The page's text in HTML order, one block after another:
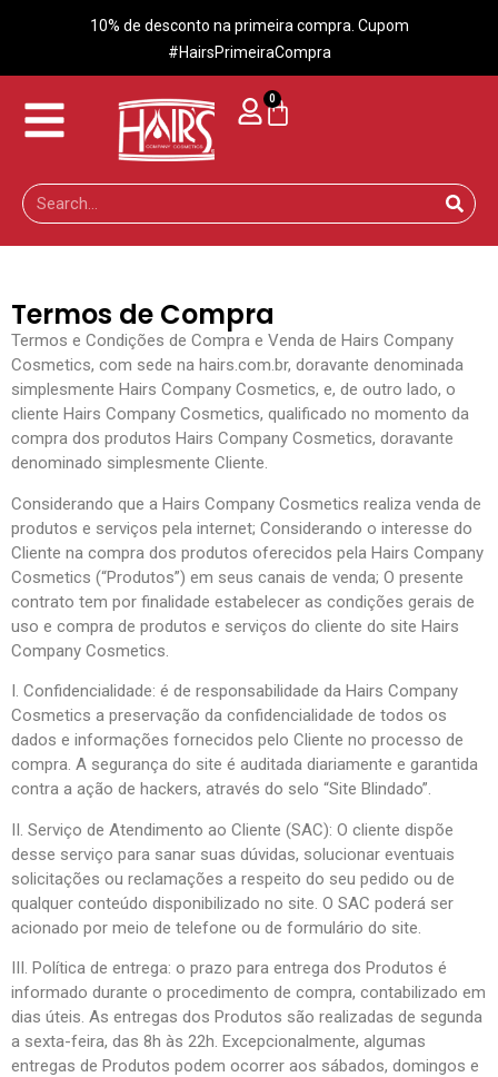
10% de desconto na primeira compra. Cupom
#HairsPrimeiraCompra
0
Termos de Compra
Termos e Condições de Compra e Venda de Hairs Company
Cosmetics, com sede na hairs.com.br, doravante denominada
simplesmente Hairs Company Cosmetics, e, de outro lado, o
cliente Hairs Company Cosmetics, qualificado no momento da
compra dos produtos Hairs Company Cosmetics, doravante
denominado simplesmente Cliente.
Considerando que a Hairs Company Cosmetics realiza venda de
produtos e serviços pela internet; Considerando o interesse do
Cliente na compra dos produtos oferecidos pela Hairs Company
Cosmetics (“Produtos”) em seus canais de venda; O presente
contrato tem por finalidade estabelecer as condições gerais de
uso e compra de produtos e serviços do cliente do site Hairs
Company Cosmetics.
I. Confidencialidade: é de responsabilidade da Hairs Company
Cosmetics a preservação da confidencialidade de todos os
dados e informações fornecidos pelo Cliente no processo de
compra. A segurança do site é auditada diariamente e garantida
contra a ação de hackers, através do selo “Site Blindado”.
II. Serviço de Atendimento ao Cliente (SAC): O cliente dispõe
desse serviço para sanar suas dúvidas, solucionar eventuais
solicitações ou reclamações a respeito do seu pedido ou de
qualquer conteúdo disponibilizado no site. O SAC poderá ser
acionado por meio de telefone ou de formulário do site.
III. Política de entrega: o prazo para entrega dos Produtos é
informado durante o procedimento de compra, contabilizado em
dias úteis. As entregas dos Produtos são realizadas de segunda
a sexta-feira, das 8h às 22h. Excepcionalmente, algumas
entregas de Produtos podem ocorrer aos sábados, domingos e